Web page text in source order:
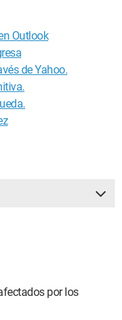
Outlook
de Yahoo.
por los